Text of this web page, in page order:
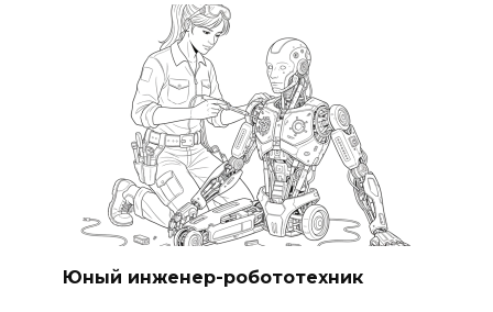
Юный инженер-робототехник